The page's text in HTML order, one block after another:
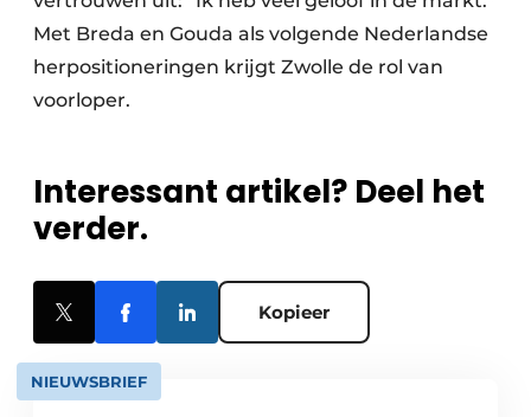
Met Breda en Gouda als volgende Nederlandse
herpositioneringen krijgt Zwolle de rol van
voorloper.
Interessant artikel? Deel het
verder.
Kopieer
NIEUWSBRIEF